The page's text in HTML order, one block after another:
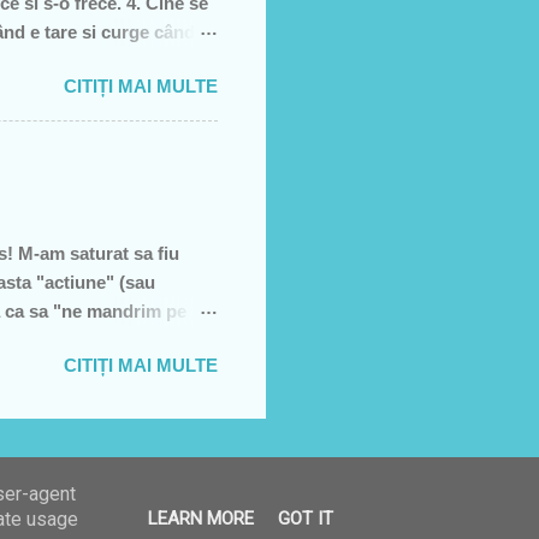
e tare si curge când e
5. înghetata 6. marca
CITIȚI MAI MULTE
M-am saturat sa fiu
"actiune" (sau
sa "ne mandrim pe
intai sa precizez ca
stupid si nejustificat
CITIȚI MAI MULTE
agent
usage
LEARN MORE GOT IT